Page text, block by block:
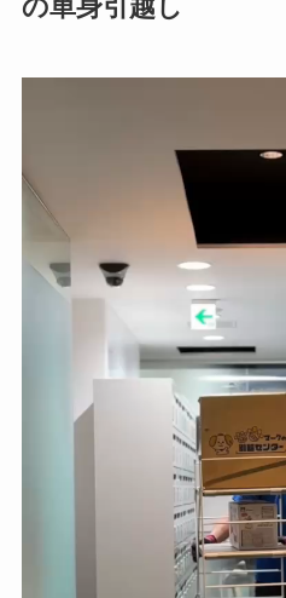
の単身引越し